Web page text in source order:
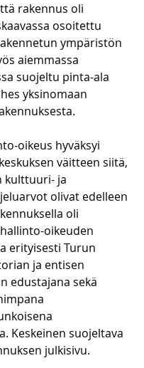
rakennus oli
osoitettu
ympäristön
aiemmassa
suojeltu pinta-ala
yksinomaan
oikeus hyväksyi
väitteen siitä,
kulttuuri- ja
olivat edelleen
oli
oikeuden
erityisesti Turun
ja entisen
edustajana sekä
Keskeinen suojeltava
julkisivu.